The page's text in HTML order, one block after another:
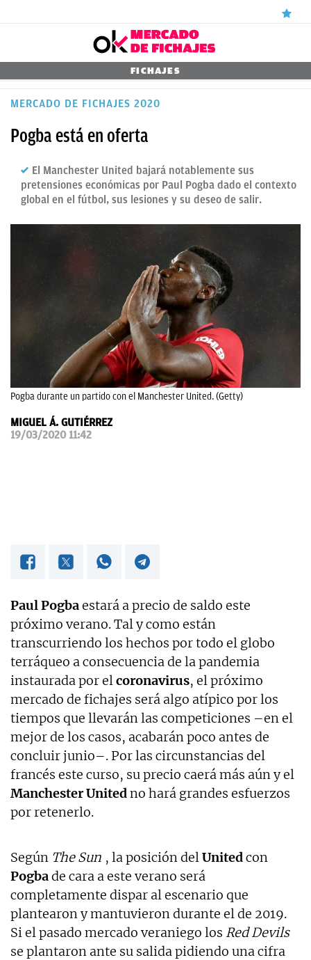
MADRID
BALONCESTO
CANTERA
FICHAJES
FICHAJES
MERCADO DE FICHAJES 2020
Pogba está en oferta
El Manchester United bajará notablemente sus
pretensiones económicas por Paul Pogba dado el contexto
global en el fútbol, sus lesiones y su deseo de salir.
Pogba durante un partido con el Manchester United. (Getty)
MIGUEL Á. GUTIÉRREZ
19/03/2020 11:42
Paul Pogbaestará a precio de saldo este
próximo verano. Tal y como están
transcurriendo los hechos por todo el globo
terráqueo a consecuencia de la pandemia
instaurada por elcoronavirus, el próximo
mercado de fichajes será algo atípico por los
tiempos que llevarán las competiciones –en el
mejor de los casos, acabarán poco antes de
concluir junio–. Por las circunstancias del
francés este curso, su precio caerá más aún y el
Manchester Unitedno hará grandes esfuerzos
por retenerlo.
Según The Sun , la posición delUnitedcon
Pogbade cara a este verano será
completamente dispar al escenario que
plantearon y mantuvieron durante el de 2019.
Si el pasado mercado veraniego los Red Devils
se plantaron ante su salida pidiendo una cifra